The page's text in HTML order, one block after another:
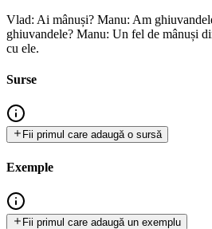
Vlad: Ai mânuși? Manu: Am
ghiuvandele? Manu: Un fel de mânuși
cu ele.
Surse
Fii primul care adaugă o sursă
Exemple
Fii primul care adaugă un exemplu